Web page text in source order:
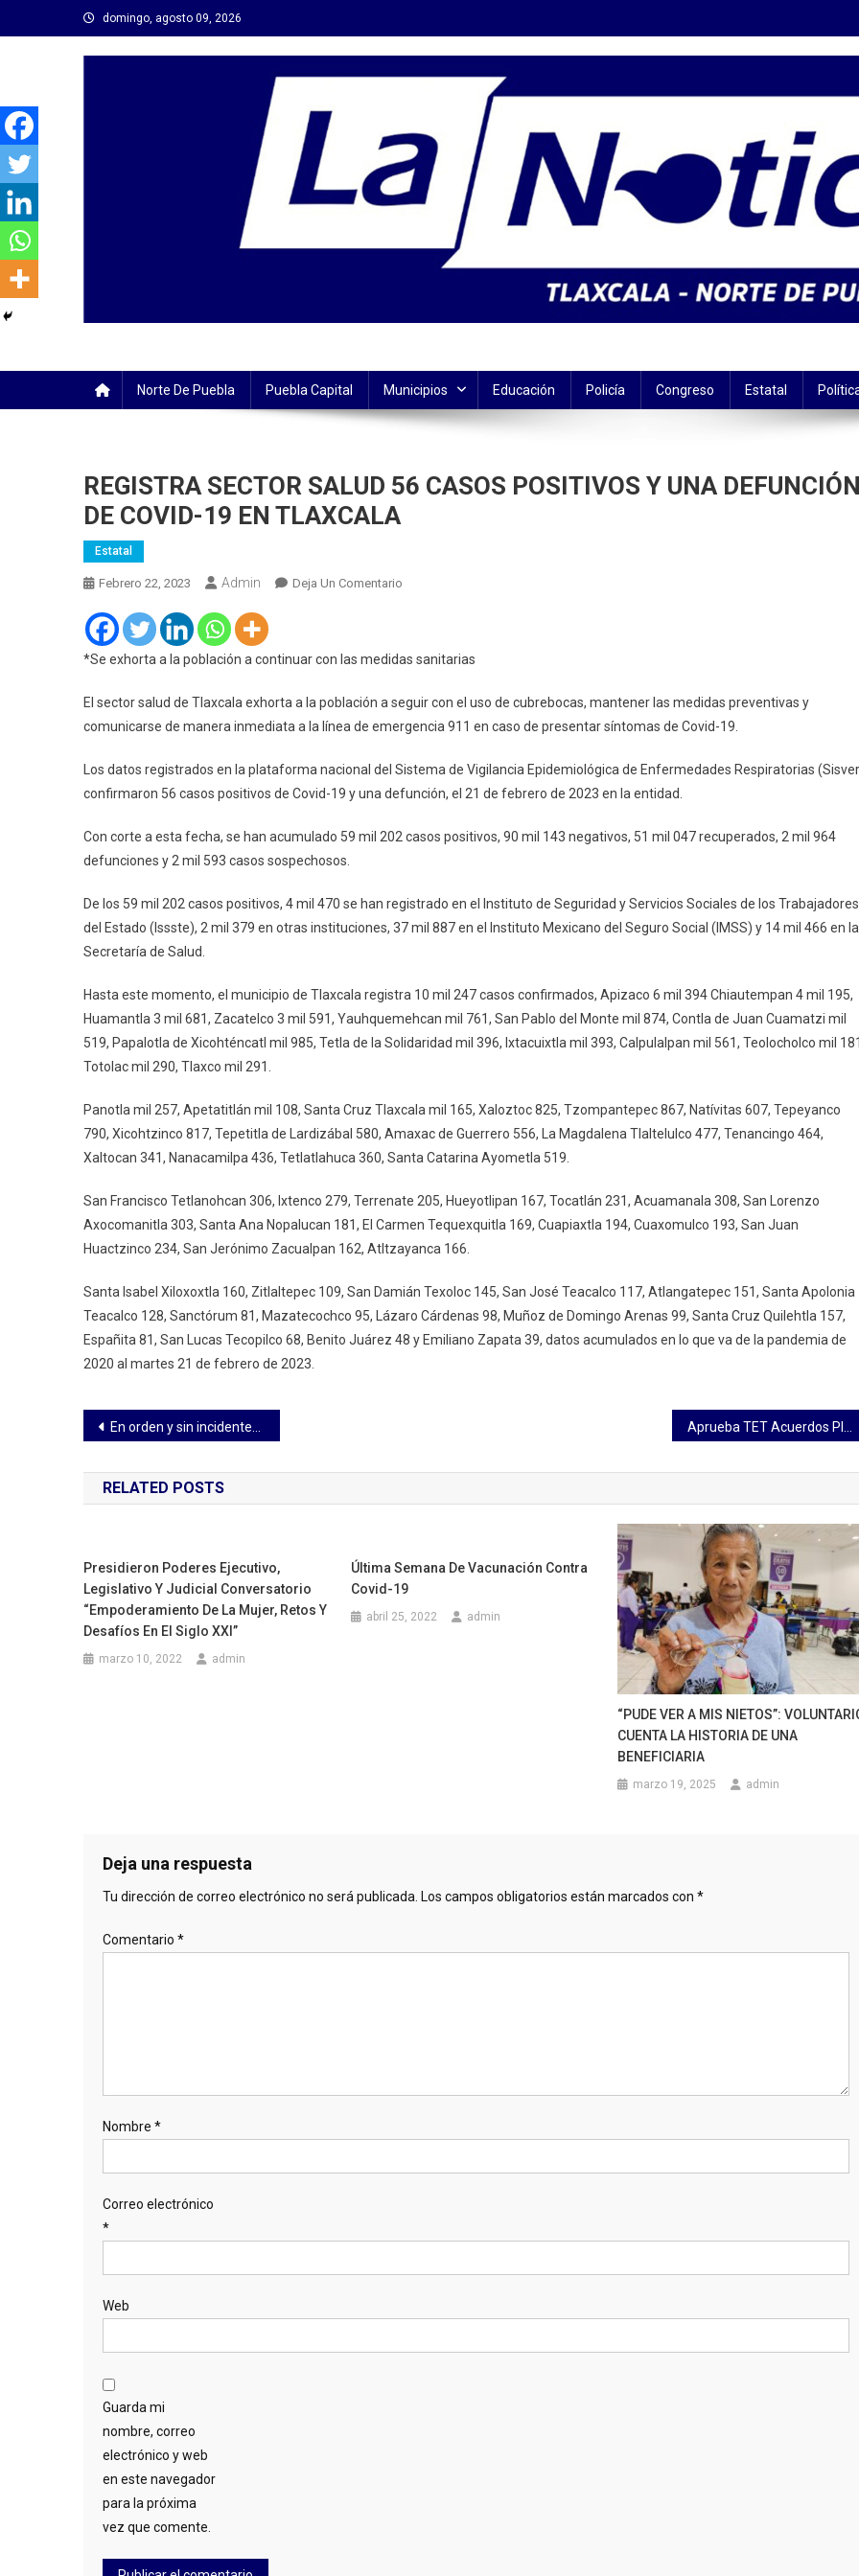
al
domingo, agosto 09, 2026
Norte De Puebla Puebla Capital Municipios Educación Policía Congreso Estatal
REGISTRA SECTOR SALUD 56 CASOS POSITIVOS Y UNA
DE COVID-19 EN TLAXCALA
Estatal
Febrero 22, 2023 Admin Deja Un Comentario
POSITIVOS
Y
DE
*Se exhorta a la población a continuar con las medidas sanitarias
El sector salud de Tlaxcala exhorta a la población a seguir con el uso de cubrebocas, mantener las medidas preventivas y
comunicarse de manera inmediata a la línea de emergencia 911 en caso de presentar síntomas de Covid-19.
Los datos registrados en la plataforma nacional del Sistema de Vigilancia Epidemiológica de Enfermedades Respiratorias
confirmaron 56 casos positivos de Covid-19 y una defunción, el 21 de febrero de 2023 en la entidad.
Con corte a esta fecha, se han acumulado 59 mil 202 casos positivos, 90 mil 143 negativos, 51 mil 047 recuperados, 2 mil 964
defunciones y 2 mil 593 casos sospechosos.
De los 59 mil 202 casos positivos, 4 mil 470 se han registrado en el Instituto de Seguridad y Servicios Sociales de los Trabajadores
del Estado (Issste), 2 mil 379 en otras instituciones, 37 mil 887 en el Instituto Mexicano del Seguro Social (IMSS) y 14 mil 466 en la
Secretaría de Salud.
Hasta este momento, el municipio de Tlaxcala registra 10 mil 247 casos confirmados, Apizaco 6 mil 394 Chiautempan 4 mil 195,
Huamantla 3 mil 681, Zacatelco 3 mil 591, Yauhquemehcan mil 761, San Pablo del Monte mil 874, Contla de Juan Cuamatzi mil
519, Papalotla de Xicohténcatl mil 985, Tetla de la Solidaridad mil 396, Ixtacuixtla mil 393, Calpulalpan mil 561, Teolocholco mil
Totolac mil 290, Tlaxco mil 291.
Panotla mil 257, Apetatitlán mil 108, Santa Cruz Tlaxcala mil 165, Xaloztoc 825, Tzompantepec 867, Natívitas 607, Tepeyanco
790, Xicohtzinco 817, Tepetitla de Lardizábal 580, Amaxac de Guerrero 556, La Magdalena Tlaltelulco 477, Tenancingo 464,
Xaltocan 341, Nanacamilpa 436, Tetlatlahuca 360, Santa Catarina Ayometla 519.
San Francisco Tetlanohcan 306, Ixtenco 279, Terrenate 205, Hueyotlipan 167, Tocatlán 231, Acuamanala 308, San Lorenzo
Axocomanitla 303, Santa Ana Nopalucan 181, El Carmen Tequexquitla 169, Cuapiaxtla 194, Cuaxomulco 193, San Juan
Huactzinco 234, San Jerónimo Zacualpan 162, Atltzayanca 166.
Santa Isabel Xiloxoxtla 160, Zitlaltepec 109, San Damián Texoloc 145, San José Teacalco 117, Atlangatepec 151, Santa Apolonia
Teacalco 128, Sanctórum 81, Mazatecochco 95, Lázaro Cárdenas 98, Muñoz de Domingo Arenas 99, Santa Cruz Quilehtla 157,
Españita 81, San Lucas Tecopilco 68, Benito Juárez 48 y Emiliano Zapata 39, datos acumulados en lo que va de la pandemia de
2020 al martes 21 de febrero de 2023.
Navegación
de
entradas
En orden y sin incidentes mayores se desarrollan los carnavales: Julio Huerta Aprueba TET Acuerdos Plenarios para garantizar participación política-electoral de sectores vulnerables
RELATED POSTS
Presidieron Poderes Ejecutivo,
Legislativo Y Judicial Conversatorio
“Empoderamiento De La Mujer, Retos Y
Desafíos En El Siglo XXI”
marzo 10, 2022 admin
Última Semana De Vacunación Contra
Covid-19
abril 25, 2022 admin
“PUDE VER A MIS NIETOS”:
CUENTA LA HISTORIA DE UNA
BENEFICIARIA
marzo 19, 2025 admin
Deja una respuesta
Tu dirección de correo electrónico no será publicada. Los campos obligatorios están marcados con *
Comentario *
Nombre *
Correo electrónico
*
Web
Guarda mi
nombre, correo
electrónico y web
en este navegador
para la próxima
vez que comente.